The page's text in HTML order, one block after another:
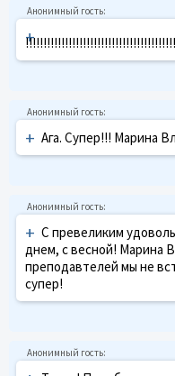
+
+ Ага. Супер!!! Марина
+ С превеликим
днем, с весной! Марина
преподавтелей мы не
супер!